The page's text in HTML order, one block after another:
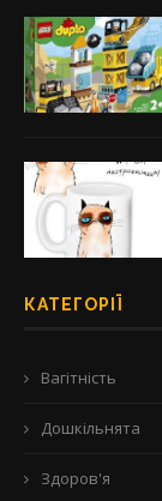
КАТЕГОРІЇ
Вагітність
Дошкільнята
Здоров'я